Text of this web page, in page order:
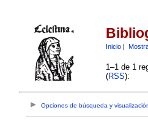
Inicio|
1–1 de 1
(RSS):
Opciones de búsqueda y